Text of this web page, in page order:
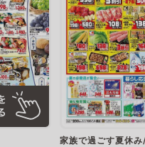
家族で過ごす夏休